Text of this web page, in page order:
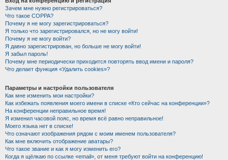
Зачем мне нужно регистрироваться?
Что такое COPPA?
Почему я не могу зарегистрироваться?
Я только что зарегистрировался, но не могу войти!
Почему я не могу войти?
Я давно зарегистрирован, но больше не могу войти!
Я забыл пароль!
Почему мне периодически приходится повторять ввод имени и пароля?
Что делает функция «Удалить cookies»?
Параметры и настройки пользователя
Как мне изменить мои настройки?
Как избежать появления моего имени в списке «Кто сейчас на конференции»?
На конференции неправильное время!
Я изменил часовой пояс, но время всё равно неправильное!
Моего языка нет в списке!
Что означают изображения рядом с моим именем пользователя?
Как мне включить отображение аватары?
Что такое звание и как я могу изменить его?
Когда я щёлкаю по ссылке «email», от меня требуют войти на конференцию!